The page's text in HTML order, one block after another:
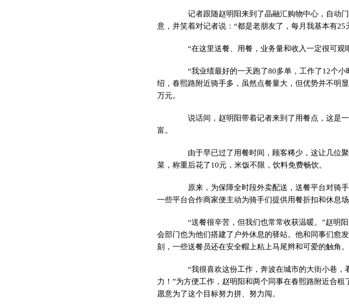
记者跟随赵明阳来到了晶融汇购物中心，自动门
意，并笑着对记者说：“都是老朋友了，每月我基本有25
“在这里送餐、用餐，业务量和收入一定很可观
“我业绩最好的一天跑了80多单，工作了12个小
绍，春熙路附近骑手多，虽然点餐量大，但优势并不明
万元。
说话间，赵明阳带着记者来到了用餐点，这是一
富。
由于早已过了用餐时间，顾客稀少，这让几位聚
菜，称重后花了10元，米饭不限，饮料免费畅饮。
原来，为保障全时段外卖配送，送餐平台对骑手
一些平台合作商家便主动为骑手们提供用餐折扣和休息
“送餐很辛苦，但我们也常常收获温暖。”赵明阳
会部门也为他们搭建了户外休息的驿站。他和同事们愈
刻，一些送餐员还在安全帽上粘上马尾辫和可爱的触角。
“我很喜欢这份工作，奔波在城市的大街小巷，
力！”为方便工作，赵明阳和两个同事在春熙路附近合
愿意为了这个目标努力拼、努力闯。